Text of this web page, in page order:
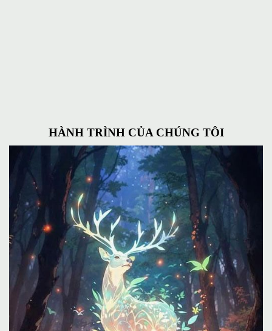
HÀNH TRÌNH CỦA CHÚNG TÔI